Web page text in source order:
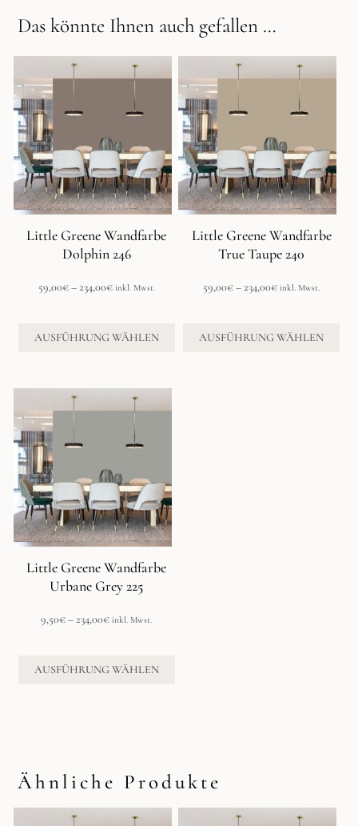
Das könnte Ihnen auch gefallen …
Little Greene Wandfarbe
Dolphin 246
59,00€–234,00€Preisspanne:
234,00€
inkl. Mwst.
AUSFÜHRUNG WÄHLEN
Produkt
mehrere
auf.
Optionen
können
auf
der
Produktseite
gewählt
werden
Little Greene Wandfarbe
True Taupe 240
59,00€–234,00€Preisspanne:
234,00€
inkl. Mwst.
AUSFÜHRUNG WÄHLEN
Produkt
mehrere
auf.
Optionen
können
auf
der
gewählt
werden
Little Greene Wandfarbe
Urbane Grey 225
9,50€ –234,00€Preisspanne:
234,00€
inkl. Mwst.
AUSFÜHRUNG WÄHLEN
Produkt
mehrere
auf.
Optionen
können
auf
der
Produktseite
gewählt
werden
Ähnliche Produkte